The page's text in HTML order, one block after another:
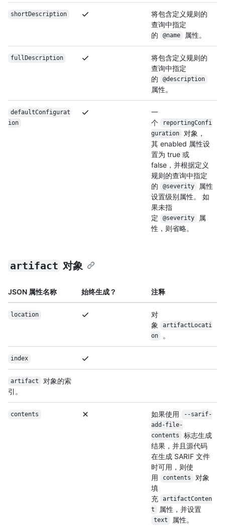
shortDescription
将包含定义规则的
查询中指定
的
@name 属性。
fullDescription
将包含定义规则的
查询中指定
的
@description
属性。
defaultConfigurat
ion
一
个
reportingConfi
guration
对象，
其 enabled 属性设
置为 true 或
false，并根据定义
规则的查询中指定
的
@severity
属性
设置级别属性。 如
果未指
定
@severity
属
性，则省略。
artifact 对象
JSON 属性名称 始终生成？ 注释
location
对
象
artifactLocati
on
。
index
artifact
对象的索
引。
contents 如果使用
--sarif-
add-file-
contents
标志生成
结果，并且源代码
在生成 SARIF 文件
时可用，则使
用
contents
对象
填
充
artifactConten
t
属性，并设置
text 属性。